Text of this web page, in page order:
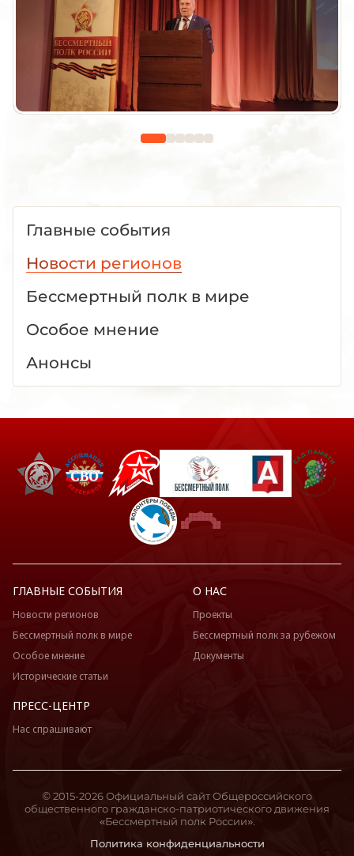
Главные события
Новости регионов
Бессмертный полк в мире
Особое мнение
Анонсы
ГЛАВНЫЕ СОБЫТИЯ
Новости регионов
Бессмертный полк в мире
Особое мнение
Исторические статьи
О НАС
Проекты
Бессмертный полк за рубежом
Документы
ПРЕСС-ЦЕНТР
Нас спрашивают
Политика конфиденциальности
© 2015-2026 Официальный сайт Общероссийского
общественного гражданско-патриотического движения
«Бессмертный полк России».